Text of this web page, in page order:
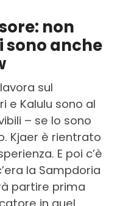
non
sono anche
sul
e Kalulu sono al
– se lo sono
Kjaer è rientrato
E poi c’è
la Sampdoria
partire prima